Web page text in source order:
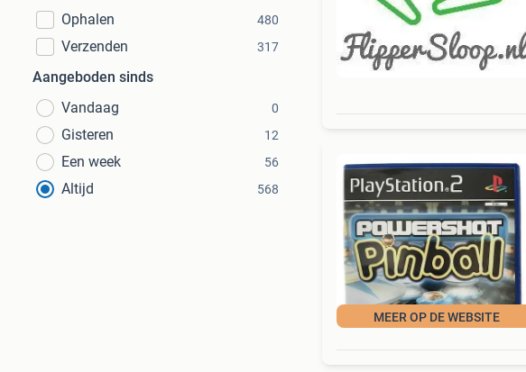
Ophalen
480
Verzenden 317
Aangeboden sinds
Vandaag
0
Gisteren 12
Een week 56
Altijd 568
MEER OP DE WEBSITE